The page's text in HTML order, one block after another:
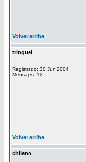
Volver arriba
trinquel
Registrado: 30 Jun 2004
Mensajes: 12
Volver arriba
chileno